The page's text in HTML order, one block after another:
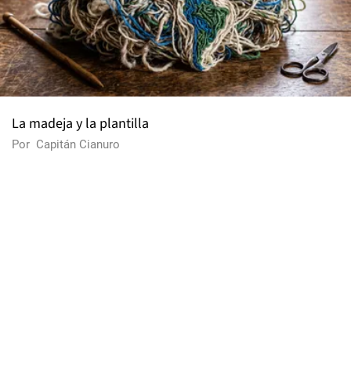
La madeja y la plantilla
Por Capitán Cianuro